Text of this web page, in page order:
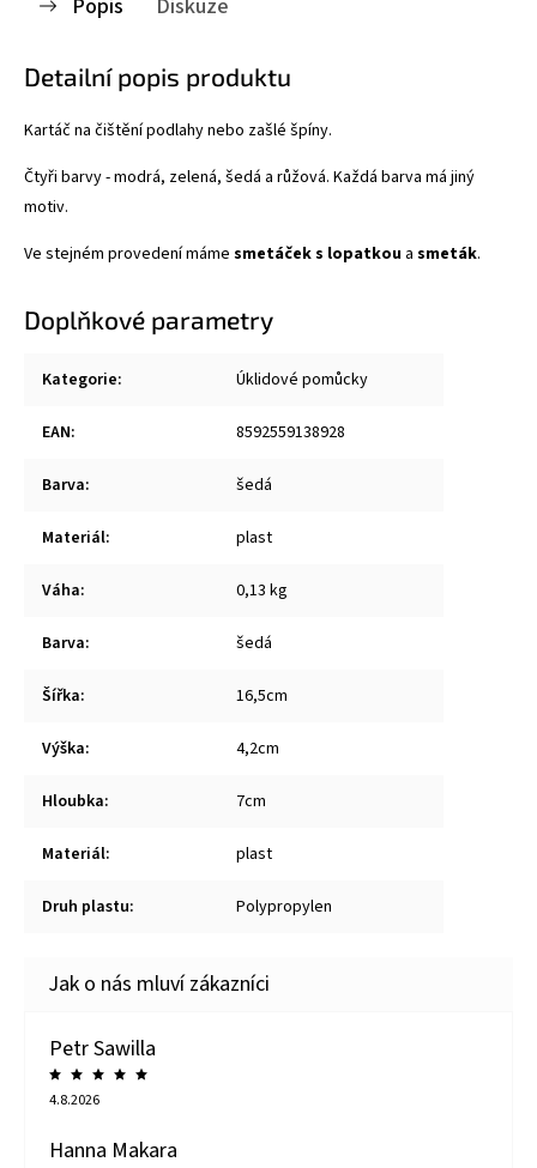
Popis Diskuze
Detailní popis produktu
Kartáč na čištění podlahy nebo zašlé špíny.
Čtyři barvy - modrá, zelená, šedá a růžová. Každá barva má jiný
motiv.
Ve stejném provedení máme smetáček s lopatkou a smeták.
Doplňkové parametry
Kategorie: Úklidové pomůcky
EAN: 8592559138928
Barva: šedá
Materiál: plast
Váha: 0,13 kg
Barva: šedá
Šířka: 16,5cm
Výška: 4,2cm
Hloubka: 7cm
Materiál: plast
Druh plastu: Polypropylen
Petr Sawilla
4.8.2026
Hanna Makara